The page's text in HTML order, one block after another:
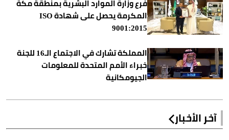
فرع وزارة الموارد البشرية بمنطقة مكة
المكرمة يحصل على شهادة ISO
9001:2015
المملكة تشارك في الاجتماع الـ16 للجنة
خبراء الأمم المتحدة للمعلومات
الجيومكانية
آخر الأخبار